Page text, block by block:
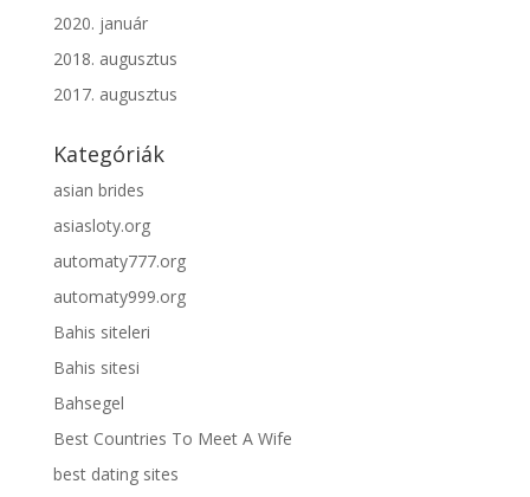
2020. január
2018. augusztus
2017. augusztus
Kategóriák
asian brides
asiasloty.org
automaty777.org
automaty999.org
Bahis siteleri
Bahis sitesi
Bahsegel
Best Countries To Meet A Wife
best dating sites